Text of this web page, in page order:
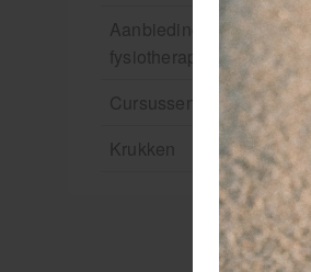
Aanbiedingen groothandel
fysiotherapie en massage
Cursussen
Krukken